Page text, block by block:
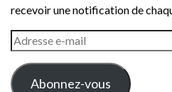
recevoir une notification de
ADRESSE
E-
MAIL
Abonnez-vous